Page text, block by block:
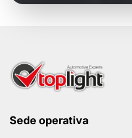
Sede operativa